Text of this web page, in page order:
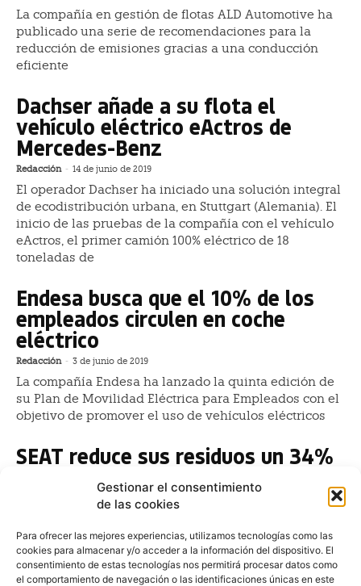
Gestionar el consentimiento
de las cookies
Para ofrecer las mejores experiencias, utilizamos tecnologías como las
cookies para almacenar y/o acceder a la información del dispositivo. El
consentimiento de estas tecnologías nos permitirá procesar datos como
el comportamiento de navegación o las identificaciones únicas en este
La compañía en gestión de flotas ALD Automotive ha
publicado una serie de recomendaciones para la
reducción de emisiones gracias a una conducción
eficiente
Dachser añade a su flota el
vehículo eléctrico eActros de
Mercedes-Benz
Redacción - 14 de junio de 2019
El operador Dachser ha iniciado una solución integral
de ecodistribución urbana, en Stuttgart (Alemania). El
inicio de las pruebas de la compañía con el vehículo
eActros, el primer camión 100% eléctrico de 18
toneladas de
Endesa busca que el 10% de los
empleados circulen en coche
eléctrico
Redacción - 3 de junio de 2019
La compañía Endesa ha lanzado la quinta edición de
su Plan de Movilidad Eléctrica para Empleados con el
objetivo de promover el uso de vehículos eléctricos
SEAT reduce sus residuos un 34%
y prevé alcanzar el 60% en 2025
26 de mayo de 2019
acciones medioambientales orientadas a la reducción
de residuos en 2019. En los últimos ocho años, el
fabricante ha conseguido generar un 34% menos